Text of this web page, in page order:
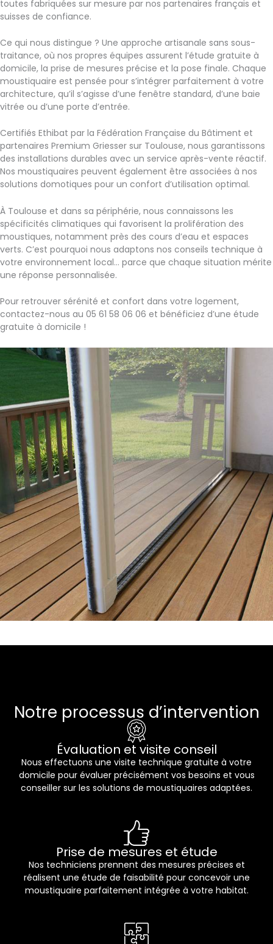
toutes fabriquées sur mesure par nos partenaires français et
suisses de confiance.
Ce qui nous distingue ? Une approche artisanale sans sous-
traitance, où nos propres équipes assurent l’étude gratuite à
domicile, la prise de mesures précise et la pose finale. Chaque
moustiquaire est pensée pour s’intégrer parfaitement à votre
architecture, qu’il s’agisse d’une fenêtre standard, d’une baie
vitrée ou d’une porte d’entrée.
Certifiés Ethibat par la Fédération Française du Bâtiment et
partenaires Premium Griesser sur Toulouse, nous garantissons
des installations durables avec un service après-vente réactif.
Nos moustiquaires peuvent également être associées à nos
solutions domotiques pour un confort d’utilisation optimal.
À Toulouse et dans sa périphérie, nous connaissons les
spécificités climatiques qui favorisent la prolifération des
moustiques, notamment près des cours d’eau et espaces
verts. C’est pourquoi nous adaptons nos conseils technique à
votre environnement local… parce que chaque situation mérite
une réponse personnalisée.
Pour retrouver sérénité et confort dans votre logement,
contactez-nous au 05 61 58 06 06 et bénéficiez d’une étude
gratuite à domicile !
Notre processus d’intervention
Évaluation et visite conseil
Nous effectuons une visite technique gratuite à votre
domicile pour évaluer précisément vos besoins et vous
conseiller sur les solutions de moustiquaires adaptées.
Prise de mesures et étude
Nos techniciens prennent des mesures précises et
réalisent une étude de faisabilité pour concevoir une
moustiquaire parfaitement intégrée à votre habitat.